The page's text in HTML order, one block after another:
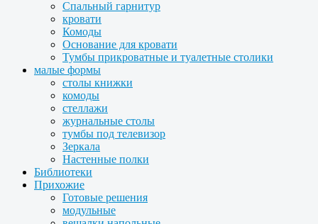
Спальный гарнитур
кровати
Комоды
Основание для кровати
Тумбы прикроватные и туалетные столики
малые формы
столы книжки
комоды
стеллажи
журнальные столы
тумбы под телевизор
Зеркала
Настенные полки
Библиотеки
Прихожие
Готовые решения
модульные